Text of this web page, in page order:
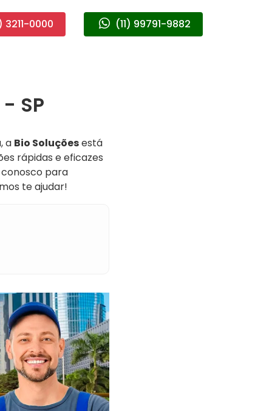
3211-0000 (11) 99791-9882
SP
a Bio Soluçõesestá
rápidas e eficazes
para
te ajudar!